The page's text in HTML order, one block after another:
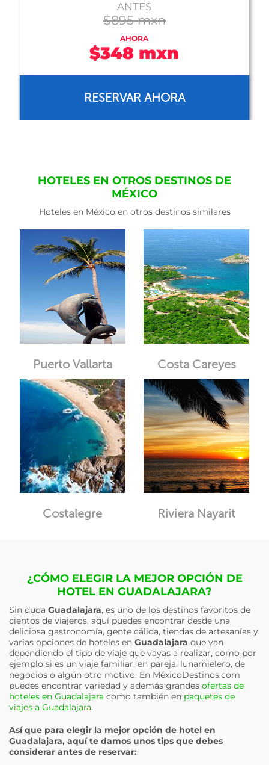
ANTES
$375 mxn
AHORA
$364 mxn
RESERVAR AHORA
HOTELES EN OTROS DESTINOS DE
MÉXICO
Hoteles en México en otros destinos similares
Puerto Vallarta Costa Careyes
Costalegre Riviera Nayarit
¿CÓMO ELEGIR LA MEJOR OPCIÓN DE
HOTEL EN GUADALAJARA?
Sin duda Guadalajara, es uno de los destinos favoritos de
cientos de viajeros, aquí puedes encontrar desde una
deliciosa gastronomía, gente cálida, tiendas de artesanías y
varias opciones de hoteles en Guadalajara que van
dependiendo el tipo de viaje que vayas a realizar, como por
ejemplo si es un viaje familiar, en pareja, lunamielero, de
negocios o algún otro motivo. En MéxicoDestinos.com
puedes encontrar variedad y además grandes ofertas de
hoteles en Guadalajara como también en paquetes de
viajes a Guadalajara.
Así que para elegir la mejor opción de hotel en
Guadalajara, aquí te damos unos tips que debes
considerar antes de reservar: